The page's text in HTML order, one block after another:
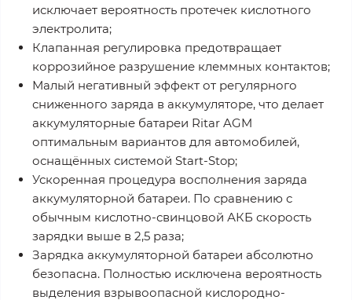
исключает вероятность протечек кислотного
электролита;
Клапанная регулировка предотвращает
коррозийное разрушение клеммных контактов;
Малый негативный эффект от регулярного
сниженного заряда в аккумуляторе, что делает
аккумуляторные батареи Ritar AGM
оптимальным вариантов для автомобилей,
оснащённых системой Start-Stop;
Ускоренная процедура восполнения заряда
аккумуляторной батареи. По сравнению с
обычным кислотно-свинцовой АКБ скорость
зарядки выше в 2,5 раза;
Зарядка аккумуляторной батареи абсолютно
безопасна. Полностью исключена вероятность
выделения взрывоопасной кислородно-